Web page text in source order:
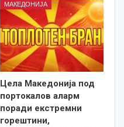
МАКЕДОНИЈА
Цела Македонија под
портокалов аларм
поради екстремни
горештини,